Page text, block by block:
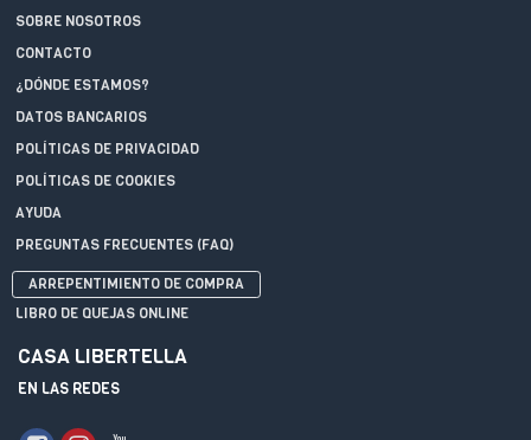
SOBRE NOSOTROS
CONTACTO
¿DÓNDE ESTAMOS?
DATOS BANCARIOS
POLÍTICAS DE PRIVACIDAD
POLÍTICAS DE COOKIES
AYUDA
PREGUNTAS FRECUENTES (FAQ)
ARREPENTIMIENTO DE COMPRA
LIBRO DE QUEJAS ONLINE
CASA LIBERTELLA
EN LAS REDES